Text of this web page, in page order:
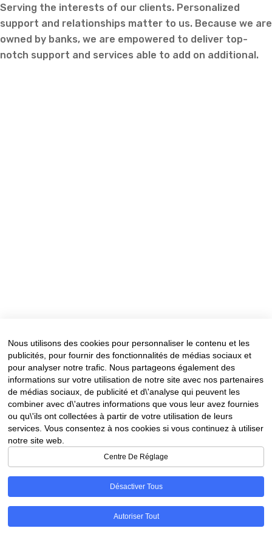
Serving the interests of our clients. Personalized
support and relationships matter to us. Because we are
owned by banks, we are empowered to deliver top-
notch support and services able to add on additional.
Nous utilisons des cookies pour personnaliser le contenu et les
publicités, pour fournir des fonctionnalités de médias sociaux et
pour analyser notre trafic. Nous partageons également des
informations sur votre utilisation de notre site avec nos partenaires
de médias sociaux, de publicité et d\'analyse qui peuvent les
combiner avec d\'autres informations que vous leur avez fournies
ou qu\'ils ont collectées à partir de votre utilisation de leurs
services. Vous consentez à nos cookies si vous continuez à utiliser
notre site web.
Centre De Réglage
Désactiver Tous
Autoriser Tout